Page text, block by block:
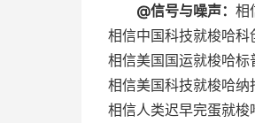
@信号与噪声： 相
相信中国科技就梭哈科
相信美国国运就梭哈
相信美国科技就梭哈纳
相信人类迟早完蛋就梭